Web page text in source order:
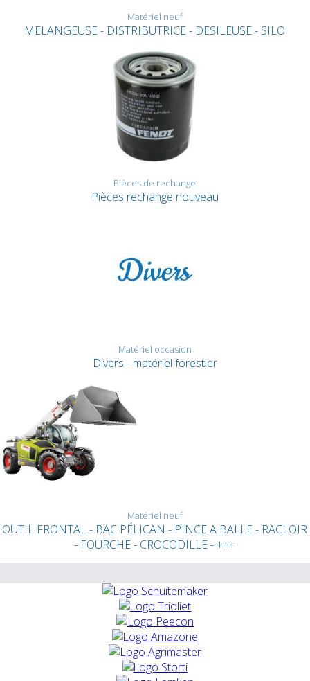
Matériel neuf
MELANGEUSE - DISTRIBUTRICE - DESILEUSE - SILO
Pièces de rechange
Pièces rechange nouveau
Matériel occasion
Divers - matériel forestier
Matériel neuf
OUTIL FRONTAL - BAC PÉLICAN - PINCE A BALLE - RACLOIR
- FOURCHE - CROCODILLE - +++